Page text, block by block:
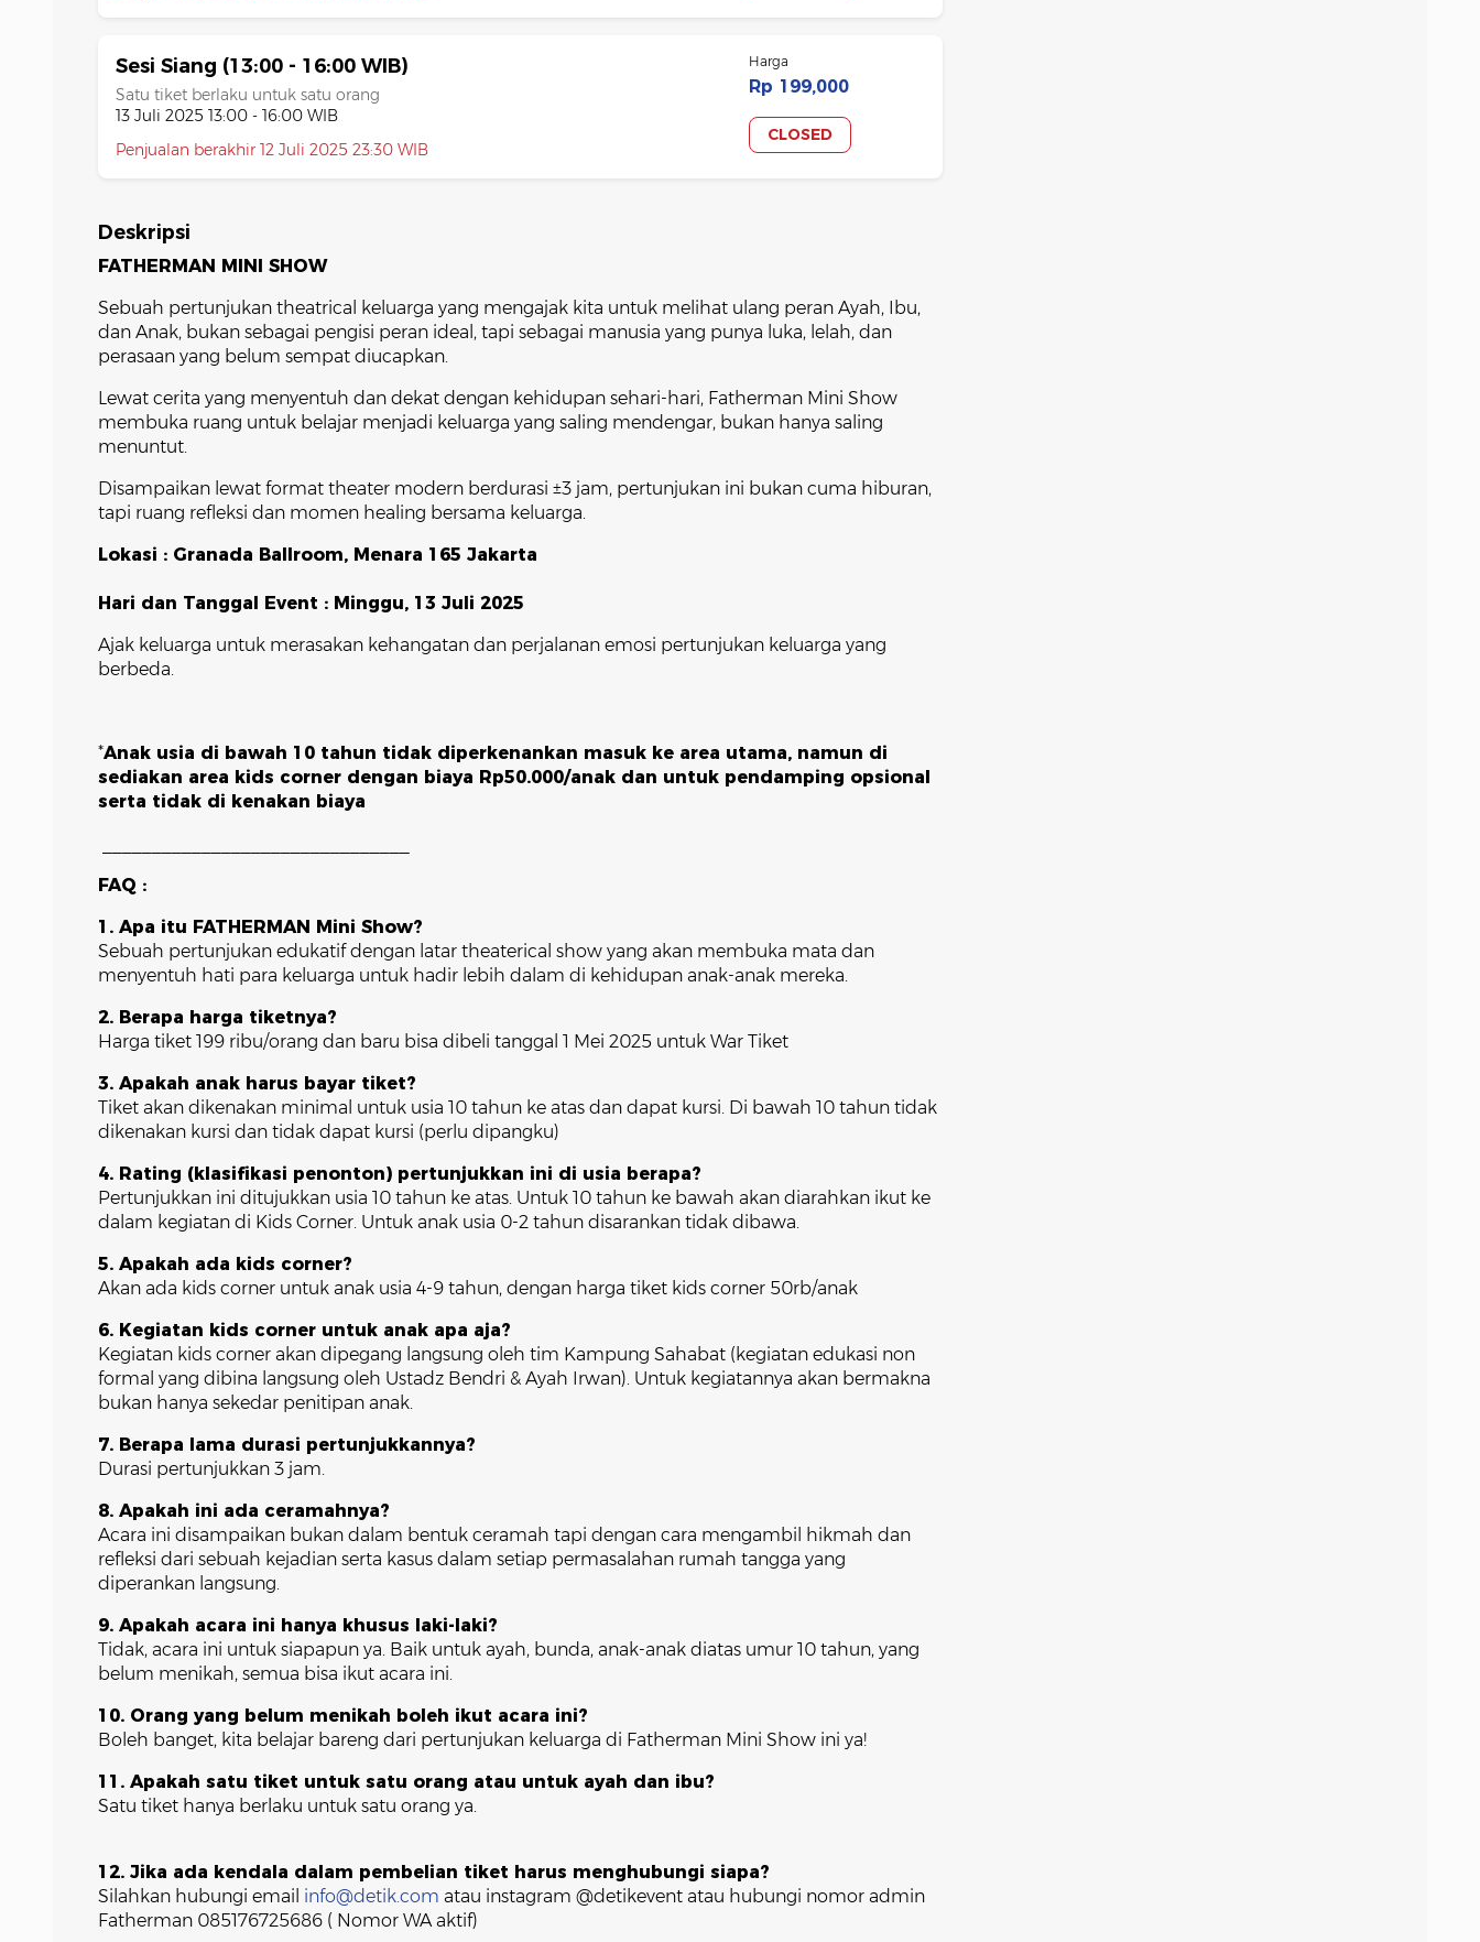
Sesi Siang (13:00 - 16:00 WIB)
Satu tiket berlaku untuk satu orang
13 Juli 2025 13:00 - 16:00 WIB
Penjualan berakhir 12 Juli 2025 23:30 WIB
Harga
Rp 199,000
CLOSED
Deskripsi
FATHERMAN MINI SHOW
Sebuah pertunjukan theatrical keluarga yang mengajak kita untuk melihat ulang peran Ayah, Ibu,
dan Anak, bukan sebagai pengisi peran ideal, tapi sebagai manusia yang punya luka, lelah, dan
perasaan yang belum sempat diucapkan.
Lewat cerita yang menyentuh dan dekat dengan kehidupan sehari-hari, Fatherman Mini Show
membuka ruang untuk belajar menjadi keluarga yang saling mendengar, bukan hanya saling
menuntut.
Disampaikan lewat format theater modern berdurasi ±3 jam, pertunjukan ini bukan cuma hiburan,
tapi ruang refleksi dan momen healing bersama keluarga.
Lokasi : Granada Ballroom, Menara 165 Jakarta
Hari dan Tanggal Event : Minggu, 13 Juli 2025
Ajak keluarga untuk merasakan kehangatan dan perjalanan emosi pertunjukan keluarga yang
berbeda.
*Anak usia di bawah 10 tahun tidak diperkenankan masuk ke area utama, namun di
sediakan area kids corner dengan biaya Rp50.000/anak dan untuk pendamping opsional
serta tidak di kenakan biaya
FAQ :
1. Apa itu FATHERMAN Mini Show?
Sebuah pertunjukan edukatif dengan latar theaterical show yang akan membuka mata dan
menyentuh hati para keluarga untuk hadir lebih dalam di kehidupan anak-anak mereka.
2. Berapa harga tiketnya?
Harga tiket 199 ribu/orang dan baru bisa dibeli tanggal 1 Mei 2025 untuk War Tiket
3. Apakah anak harus bayar tiket?
Tiket akan dikenakan minimal untuk usia 10 tahun ke atas dan dapat kursi. Di bawah 10 tahun tidak
dikenakan kursi dan tidak dapat kursi (perlu dipangku)
4. Rating (klasifikasi penonton) pertunjukkan ini di usia berapa?
Pertunjukkan ini ditujukkan usia 10 tahun ke atas. Untuk 10 tahun ke bawah akan diarahkan ikut ke
dalam kegiatan di Kids Corner. Untuk anak usia 0-2 tahun disarankan tidak dibawa.
5. Apakah ada kids corner?
Akan ada kids corner untuk anak usia 4-9 tahun, dengan harga tiket kids corner 50rb/anak
6. Kegiatan kids corner untuk anak apa aja?
Kegiatan kids corner akan dipegang langsung oleh tim Kampung Sahabat (kegiatan edukasi non
formal yang dibina langsung oleh Ustadz Bendri & Ayah Irwan). Untuk kegiatannya akan bermakna
bukan hanya sekedar penitipan anak.
7. Berapa lama durasi pertunjukkannya?
Durasi pertunjukkan 3 jam.
8. Apakah ini ada ceramahnya?
Acara ini disampaikan bukan dalam bentuk ceramah tapi dengan cara mengambil hikmah dan
refleksi dari sebuah kejadian serta kasus dalam setiap permasalahan rumah tangga yang
diperankan langsung.
9. Apakah acara ini hanya khusus laki-laki?
Tidak, acara ini untuk siapapun ya. Baik untuk ayah, bunda, anak-anak diatas umur 10 tahun, yang
belum menikah, semua bisa ikut acara ini.
10. Orang yang belum menikah boleh ikut acara ini?
Boleh banget, kita belajar bareng dari pertunjukan keluarga di Fatherman Mini Show ini ya!
11. Apakah satu tiket untuk satu orang atau untuk ayah dan ibu?
Satu tiket hanya berlaku untuk satu orang ya.
12. Jika ada kendala dalam pembelian tiket harus menghubungi siapa?
Silahkan hubungi email info@detik.com atau instagram @detikevent atau hubungi nomor admin
Fatherman 085176725686 ( Nomor WA aktif)